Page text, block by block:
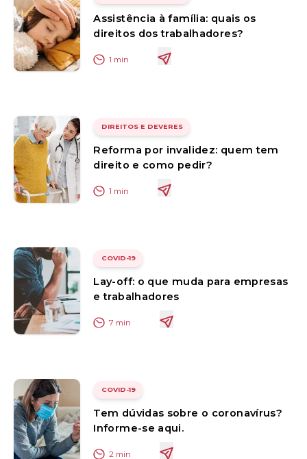
Assistência à família: quais os
direitos dos trabalhadores?
1 min
DIREITOS E DEVERES
Reforma por invalidez: quem tem
direito e como pedir?
1 min
COVID-19
Lay-off: o que muda para empresas
e trabalhadores
7 min
COVID-19
Tem dúvidas sobre o coronavírus?
Informe-se aqui.
2 min